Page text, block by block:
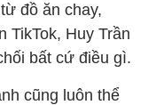
đồ ăn chay,
TikTok, Huy Trần
bất cứ điều gì.
cũng luôn thể